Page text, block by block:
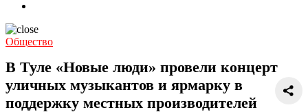
Общество
В Туле «Новые люди» провели концерт
уличных музыкантов и ярмарку в
поддержку местных производителей